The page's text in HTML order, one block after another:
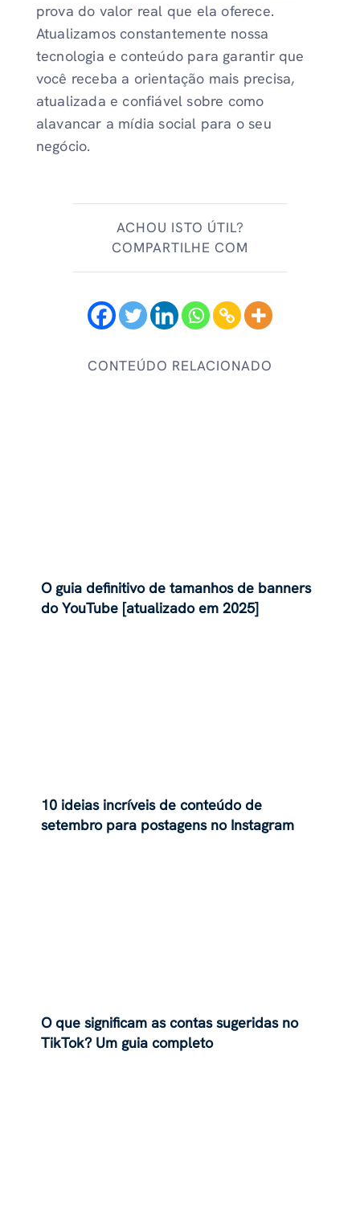
prova do valor real que ela oferece.
Atualizamos constantemente nossa
tecnologia e conteúdo para garantir que
você receba a orientação mais precisa,
atualizada e confiável sobre como
alavancar a mídia social para o seu
negócio.
ACHOU ISTO ÚTIL?
COMPARTILHE COM
CONTEÚDO RELACIONADO
O guia definitivo de tamanhos de banners
do YouTube [atualizado em 2025]
10 ideias incríveis de conteúdo de
setembro para postagens no Instagram
O que significam as contas sugeridas no
TikTok? Um guia completo